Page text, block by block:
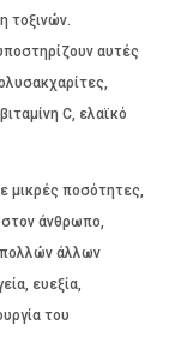
τοξινών.
αυτές
C, ελαϊκό
μικρές ποσότητες,
στον άνθρωπο,
πολλών άλλων
ευεξία,
του